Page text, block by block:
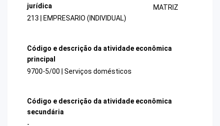
jurídica
213 | EMPRESARIO (INDIVIDUAL)
MATRIZ
Código e descrição da atividade econômica
principal
9700-5/00 | Serviços domésticos
Código e descrição da atividade econômica
secundária
-